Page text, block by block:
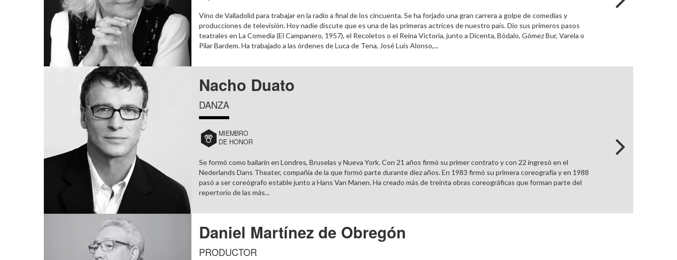
Vino de Valladolid para trabajar en la radio a final de los cincuenta. Se ha forjado una gran carrera a golpe de comedias y
producciones de televisión. Hoy nadie discute que es una de las primeras actrices de nuestro país. Dio sus primeros pasos
teatrales en La Comedia (El Campanero, 1957), el Recoletos o el Reina Victoria, junto a Dicenta, Bódalo, Gómez Bur, Varela o
Pilar Bardem. Ha trabajado a las órdenes de Luca de Tena, José Luis Alonso,...
Nacho Duato
DANZA
MIEMBRO
DE HONOR
Se formó como bailarín en Londres, Bruselas y Nueva York. Con 21 años firmó su primer contrato y con 22 ingresó en el
Nederlands Dans Theater, compañía de la que formó parte durante diez años. En 1983 firmó su primera coreografía y en 1988
pasó a ser coreógrafo estable junto a Hans Van Manen. Ha creado más de treinta obras coreográficas que forman parte del
repertorio de las más...
Daniel Martínez de Obregón
PRODUCTOR